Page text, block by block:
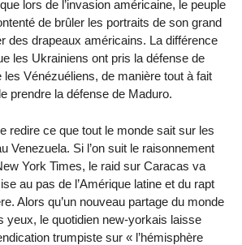
lors de l’invasion américaine, le peuple
de brûler les portraits de son grand
des drapeaux américains. La différence
les Ukrainiens ont pris la défense de
les Vénézuéliens, de manière tout à fait
prendre la défense de Maduro.
redire ce que tout le monde sait sur les
Venezuela. Si l’on suit le raisonnement
York Times, le raid sur Caracas va
au pas de l’Amérique latine et du rapt
Alors qu’un nouveau partage du monde
yeux, le quotidien new-yorkais laisse
trumpiste sur « l’hémisphère